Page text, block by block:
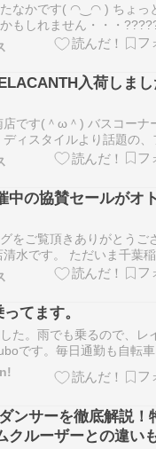
なかです( ◠‿◠ ) ちょっ
もしれません・・・
ォータープルーフスプレ
品の通気性をキープした
???????????? 釣具はもち
入荷しま
店です(＾ω＾) バスコーナ
ィスタイルより話題の、
したっ♪ お探しの方はお
！ ※2.5インチ、4.3インチ
ます。 ※お一家族につき１
…中の協賛セールがオ
をご覧頂きありがとうご
水です。 ただいま千葉
オープン15周年を記念し
ます！ 〈セール期間〉
日)まで ●当社オススメの
てます。
た。雨でも乗るので、レ
です。毎日通勤も自転
傾姿勢が取れなくなった
です。
バイクにはない…
ンサーを徹底解説！
クルーザーとの違い